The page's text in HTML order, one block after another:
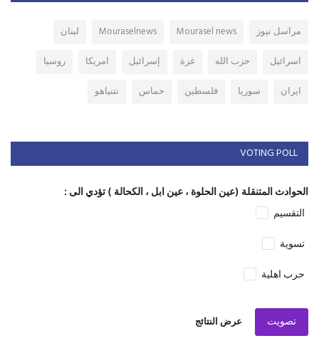
مراسل نيوز Mourasel news
Mouraselnews
لبنان
اسرائيل
حزب الله غزة إسرائيل امريكا
روسيا
ايران
سوريا فلسطين حماس نتنياهو
VOTING POLL
الحوادث المتنقلة (عين الحلوة ، عين ابل ، الكحالة ) تؤدي الى :
التقسيم
تسوية
حرب اهلية
تصويت عرض النتائج